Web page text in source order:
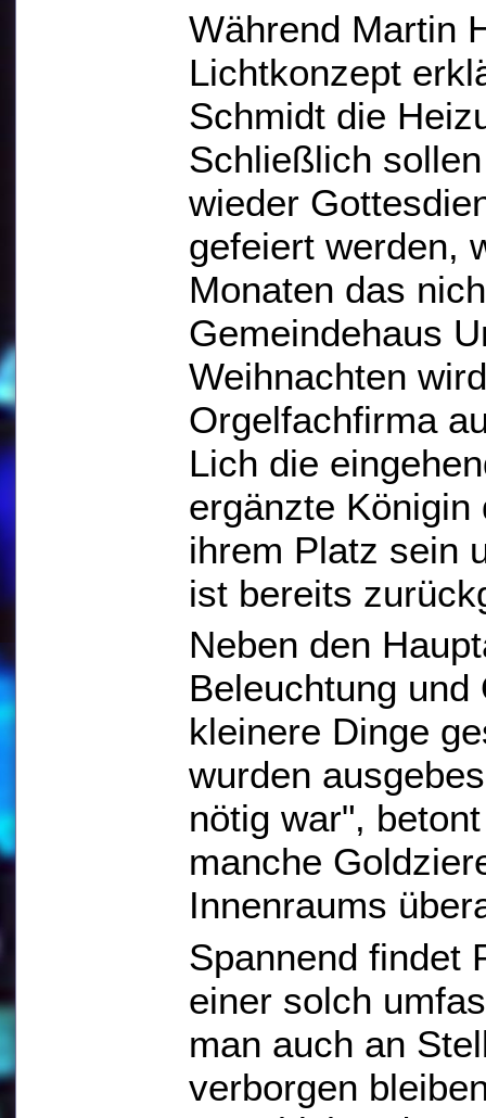
Während Martin
Lichtkonzept
Schmidt die
Schließlich
wieder
gefeiert werden,
Monaten das
Gemeindehaus
Weihnachten
Orgelfachfirma
Lich die
ergänzte
ihrem Platz sein
ist bereits
Neben den
Beleuchtung
kleinere Dinge
wurden
nötig war",
manche
Innenraums
Spannend findet
einer solch
man auch an
verborgen